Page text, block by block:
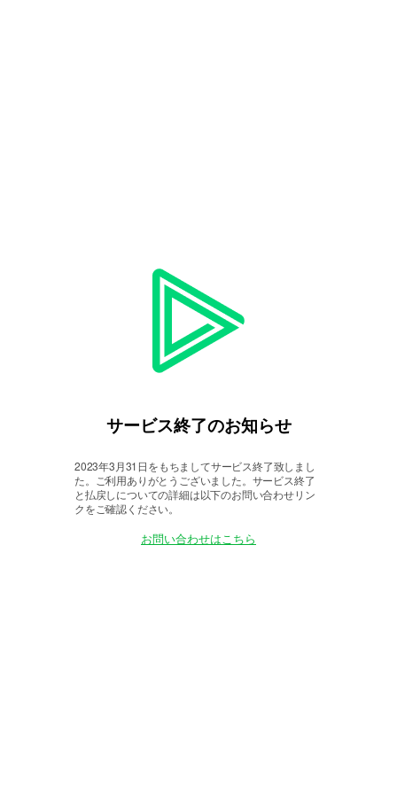
サービス終了のお知らせ
2023年3月31日をもちましてサービス終了致しまし
た。
ご利用ありがとうございました。サービス終了
と払戻しについての詳細は以下のお問い合わせリン
クをご確認ください。
お問い合わせはこちら